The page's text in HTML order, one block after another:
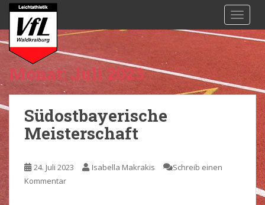
i
p
m
a
t
e
Monat: Juli 2023
Südostbayerische
Meisterschaft
24. Juli 2023 Isabella Makrakis
Schreib einen
Kommentar